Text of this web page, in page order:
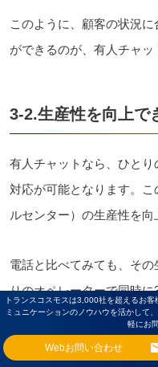
このように、顧客の状況
ができるのが、有人チャッ
3-2.生産性を向上で
有人チャットなら、ひと
対応が可能となります。こ
ルセンター）の生産性を向
電話と比べてみても、そ
りのオペレーターで同時
プルに計算しても生産性
トランスコスモスは3,000社を超えるお
ミュニケーションのノウハウを活かして
軽にお
Webお問い合わせ